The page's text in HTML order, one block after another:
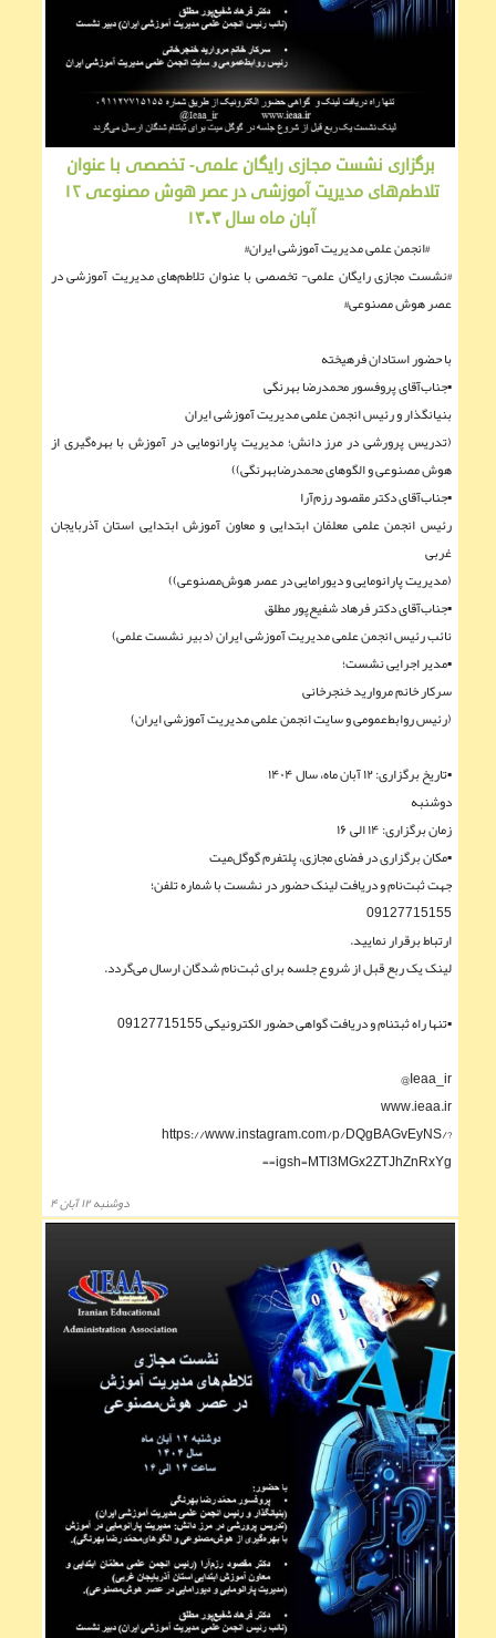
برگزاری نشست مجازی رایگان علمی- تخصصی با عنوان
تلاطم‌های مدیریت آموزشی در عصر هوش مصنوعی ۱۲
آبان ماه سال ۱۴۰۴
#انجمن علمی مدیریت آموزشی ایران#
#نشست مجازی رایگان علمی- تخصصی با عنوان تلاطم‌های مدیریت آموزشی در
عصر هوش مصنوعی#
با حضور استادان فرهیخته
▪︎جناب‌آقای پروفسور محمدرضا بهرنگی
بنیانگذار و رئیس انجمن علمی مدیریت آموزشی ایران
(تدریس پرورشی در مرز دانش؛ مدیریت پارانومایی در آموزش با بهره‌گیری از
هوش مصنوعی و الگوهای محمدرضابهرنگی))
▪︎جناب‌آقای دکتر مقصود رزم‌آرا
رئیس انجمن علمی معلمّان ابتدایی و معاون آموزش ابتدایی استان آذربایجان
غربی
(مدیریت پارانومایی و دیورامایی در عصر هوش‌مصنوعی))
▪︎جناب‌آقای دکتر فرهاد شفيع‌پور مطلق
نائب رئیس انجمن علمی مدیریت آموزشی ایران (دبیر نشست علمی)
▪︎مدیر اجرایی نشست؛
سرکار خانم مروارید خنجرخانی
(رئیس روابط‌عمومی و سایت انجمن علمی مدیریت آموزشی ایران)
▪︎تاریخ برگزاری: ۱۲ آبان ماه، سال ۱۴۰۴
دوشنبه
زمان برگزاری: ۱۴ الی ۱۶
▪︎مکان برگزاری در فضای مجازی، پلتفرم گوگل‌میت
جهت ثبت‌نام و دریافت لینک حضور در نشست با شماره تلفن؛
09127715155
ارتباط برقرار نمایید.
لینک یک ربع قبل از شروع جلسه برای ثبت‌نام شدگان ارسال می‌گردد.
▪︎تنها راه ثبتنام و دریافت گواهی حضور الکترونیکی 09127715155
Ieaa_ir@
www.ieaa.ir
https://www.instagram.com/p/DQgBAGvEyNS/?
igsh=MTI3MGx2ZTJhZnRxYg==
دوشنبه ۱۲ آبان ۴